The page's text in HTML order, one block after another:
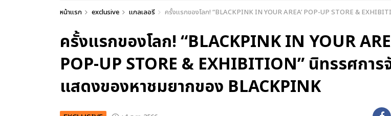
หน้าแรก exclusive แกลเลอรี ครั้งแรกของโลก! “BLACKPINK IN YOUR AREA’ POP-UP STORE &
ครั้งแรกของโลก! “BLACKPINK IN YOUR
POP-UP STORE & EXHIBITION” นิทรรศการ
แสดงของหาชมยากของ BLACKPINK